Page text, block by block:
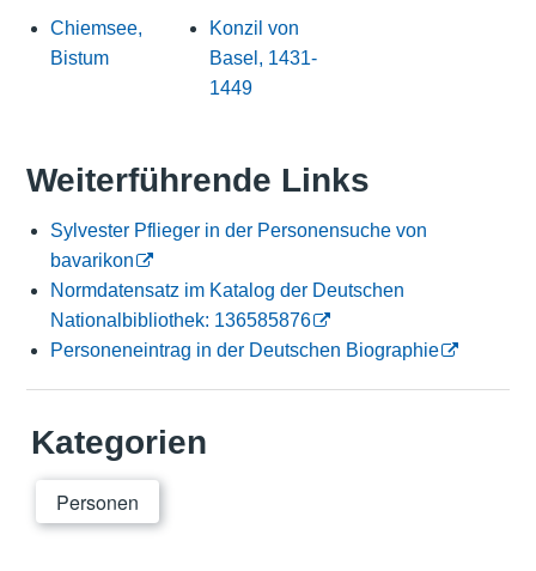
Chiemsee,
Bistum
Konzil von
Basel, 1431-
1449
Weiterführende Links
Sylvester Pflieger in der Personensuche von
bavarikon
Normdatensatz im Katalog der Deutschen
Nationalbibliothek: 136585876
Personeneintrag in der Deutschen Biographie
Kategorien
Personen